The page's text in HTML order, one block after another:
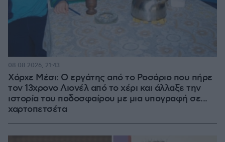
Χόρχε Μέσι: Ο εργάτης από το Ροσάριο που πήρε
τον 13χρονο Λιονέλ από το χέρι και άλλαξε την
ιστορία του ποδοσφαίρου με μια υπογραφή σε...
χαρτοπετσέτα
08.08.2026, 21:43